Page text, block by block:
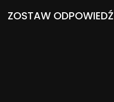
ZOSTAW ODPOWIEDŹ